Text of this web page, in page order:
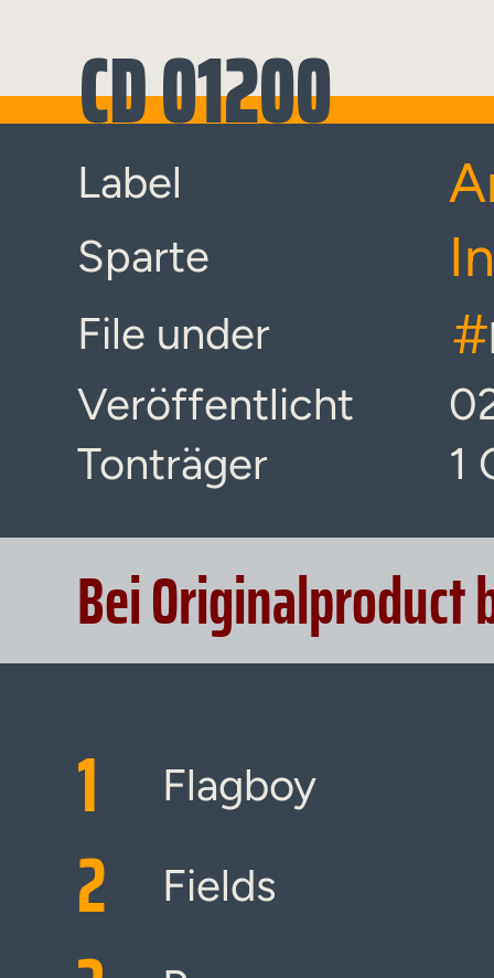
CD 01200
Label
Sparte
File under #
Veröffentlicht
Tonträger
1
Bei Originalproduct
1 Flagboy
2 Fields